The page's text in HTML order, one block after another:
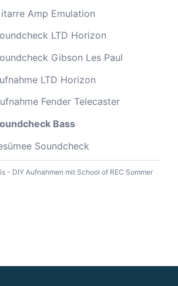
Amp Emulation
LTD Horizon
Gibson Les Paul
LTD Horizon
Fender Telecaster
Bass
Soundcheck
- DIY Aufnahmen mit School of REC Sommer